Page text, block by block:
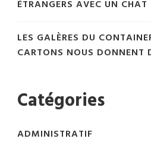
ÉTRANGERS AVEC UN CHAT
LES GALÈRES DU
CARTONS NOUS DONNENT
Catégories
ADMINISTRATIF